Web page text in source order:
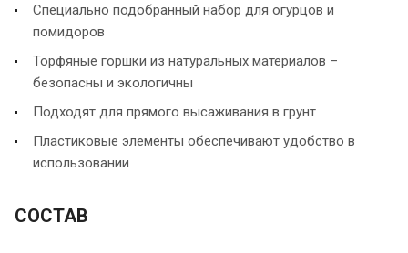
Специально подобранный набор для огурцов и
помидоров
Торфяные горшки из натуральных материалов –
безопасны и экологичны
Подходят для прямого высаживания в грунт
Пластиковые элементы обеспечивают удобство в
использовании
СОСТАВ